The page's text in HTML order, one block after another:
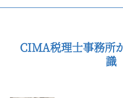
CIMA税理士事務所
識